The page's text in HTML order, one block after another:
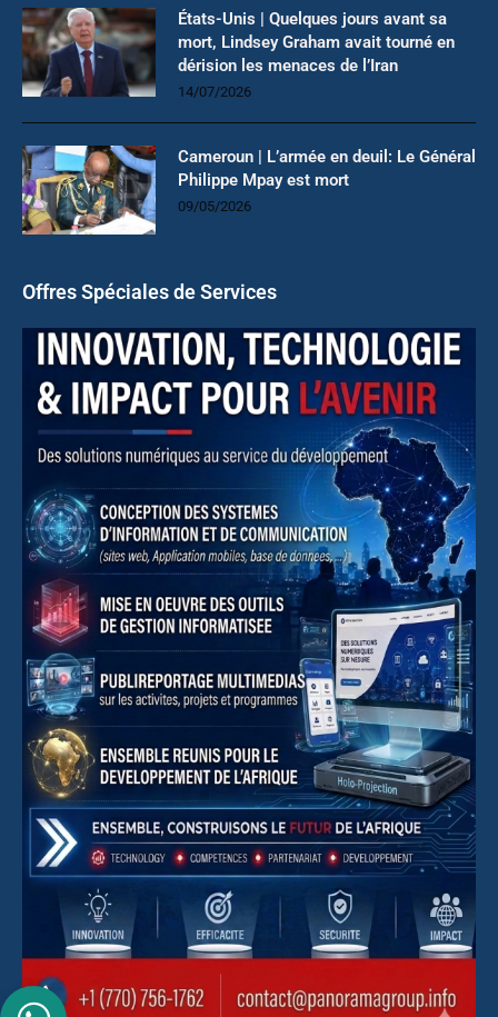
États-Unis | Quelques jours avant sa
mort, Lindsey Graham avait tourné en
dérision les menaces de l’Iran
14/07/2026
Cameroun | L’armée en deuil: Le Général
Philippe Mpay est mort
09/05/2026
Offres Spéciales de Services